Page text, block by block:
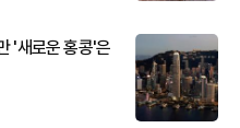
'새로운 홍콩'은